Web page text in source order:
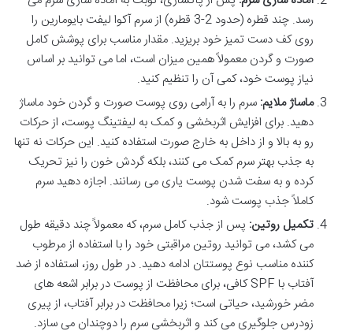
رسد. چند قطره (حدود 2-3 قطره) از سرم آکوا لیفت بایومارین را
روی کف دست تمیز خود بریزید. مقدار مناسب برای پوشش کامل
صورت و گردن معمولاً همین میزان است، اما می توانید بر اساس
نیاز پوست خود، کمی آن را تنظیم کنید.
ماساژ ملایم: سرم را به آرامی روی پوست صورت و گردن خود ماساژ
دهید. برای افزایش اثربخشی و کمک به لیفتینگ پوست، از حرکات
رو به بالا و از داخل به خارج صورت استفاده کنید. این حرکات نه تنها
به جذب بهتر سرم کمک می کنند، بلکه گردش خون را نیز تحریک
کرده و به سفت شدن پوست یاری می رسانند. اجازه دهید سرم
کاملاً جذب پوست شود.
تکمیل روتین: پس از جذب کامل سرم، که معمولاً چند دقیقه طول
می کشد، می توانید روتین مراقبتی خود را با استفاده از مرطوب
کننده مناسب نوع پوستتان ادامه دهید. در طول روز، استفاده از ضد
آفتاب با SPF کافی، برای محافظت از پوست در برابر اشعه های
مضر خورشید، حیاتی است؛ زیرا محافظت در برابر آفتاب، از پیری
زودرس جلوگیری می کند و اثربخشی سرم را دوچندان می سازد.